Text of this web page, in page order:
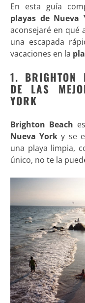
En esta guía
playas de Nueva
aconsejaré en qué
una escapada
vacaciones en la
1. BRIGHTON
DE LAS
YORK
Brighton Beach
Nueva Yorky se
una playa limpia,
único, no te la